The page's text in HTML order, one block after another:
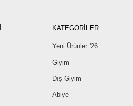
KATEGORİLER
Yeni Ürünler '26
Giyim
Dış Giyim
Abiye